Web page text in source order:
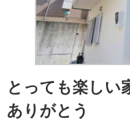
とっても楽しい
ありがとう